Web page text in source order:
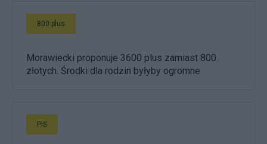
800 plus
Morawiecki proponuje 3600 plus zamiast 800
złotych. Środki dla rodzin byłyby ogromne
PiS